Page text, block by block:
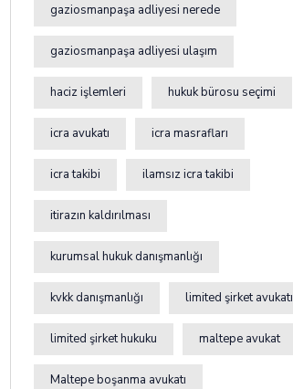
gaziosmanpaşa adliyesi nerede
gaziosmanpaşa adliyesi ulaşım
haciz işlemleri hukuk bürosu seçimi
icra avukatı icra masrafları
icra takibi ilamsız icra takibi
itirazın kaldırılması
kurumsal hukuk danışmanlığı
kvkk danışmanlığı limited şirket avukatı
limited şirket hukuku maltepe avukat
Maltepe boşanma avukatı